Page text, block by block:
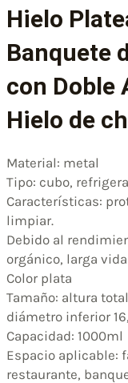
Hielo
Banquete
con Doble
Hielo de
Material: metal
Tipo: cubo,
Características:
limpiar.
Debido al
orgánico, larga
Color plata
Tamaño: altura
diámetro inferior
Capacidad: 1000ml
Espacio aplicable:
restaurante,